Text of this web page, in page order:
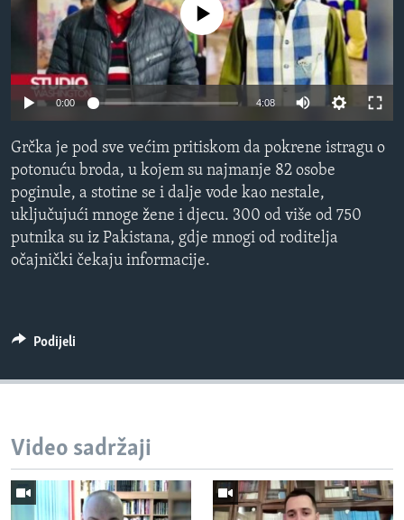
MAGAZIN
O GLASU AMERIKE
Learning English
PRATITE NAS
Jezici
No media source currently available
0:00 4:08
Grčka je pod sve većim pritiskom da pokrene istragu o
potonuću broda, u kojem su najmanje 82 osobe
poginule, a stotine se i dalje vode kao nestale,
uključujući mnoge žene i djecu. 300 od više od 750
putnika su iz Pakistana, gdje mnogi od roditelja
očajnički čekaju informacije.
Podijeli
Video sadržaji